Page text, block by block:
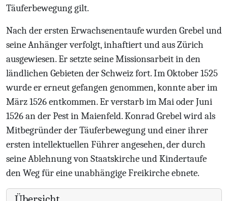
Täuferbewegung gilt.
Nach der ersten Erwachsenentaufe wurden Grebel und
seine Anhänger verfolgt, inhaftiert und aus Zürich
ausgewiesen. Er setzte seine Missionsarbeit in den
ländlichen Gebieten der Schweiz fort. Im Oktober 1525
wurde er erneut gefangen genommen, konnte aber im
März 1526 entkommen. Er verstarb im Mai oder Juni
1526 an der Pest in Maienfeld. Konrad Grebel wird als
Mitbegründer der Täuferbewegung und einer ihrer
ersten intellektuellen Führer angesehen, der durch
seine Ablehnung von Staatskirche und Kindertaufe
den Weg für eine unabhängige Freikirche ebnete.